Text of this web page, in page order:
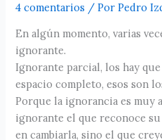
4 comentarios / PorPedro
En algún momento, varias
ignorante.
Ignorante parcial, los hay
espacio completo, esos son
Porque la ignorancia es muy
ignorante el que reconoce
en cambiarla, sino el que